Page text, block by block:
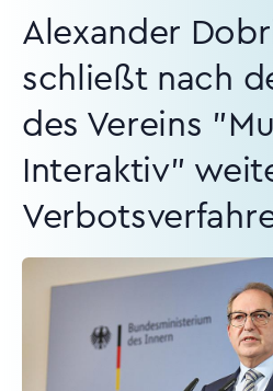
Alexander
schließt nach
des Vereins
Interaktiv"